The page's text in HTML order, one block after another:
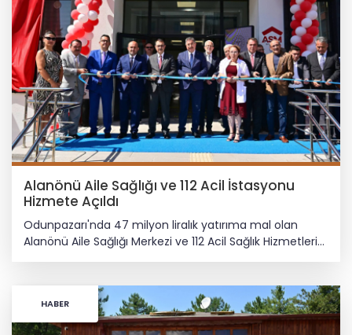
Alanönü Aile Sağlığı ve 112 Acil İstasyonu
Hizmete Açıldı
Odunpazarı'nda 47 milyon liralık yatırıma mal olan
Alanönü Aile Sağlığı Merkezi ve 112 Acil Sağlık Hizmetleri
İstasyonu törenle açıldı. Protokolün Yoğun Katılımıyla
Yılmaz, Eskişehir Milletvekili Fatih Dönmez, il ve ilçe
protokolü, kamu kurum ve kuruluşlarının temsilcileri ile
çok sayıda vatandaş katıldı. ​Vali Dr. Erdinç Yılmaz: "Sağlık
HABER